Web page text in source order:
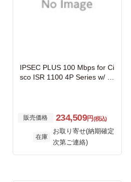
IPSEC PLUS 100 Mbps for Ci
sco ISR 1100 4P Series w/ S
販売価格 234,509円(税込)
在庫
お取り寄せ(納期確定
次第ご連絡)